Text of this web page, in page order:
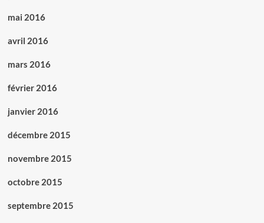
mai 2016
avril 2016
mars 2016
février 2016
janvier 2016
décembre 2015
novembre 2015
octobre 2015
septembre 2015